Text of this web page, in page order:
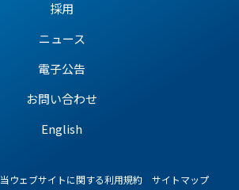
採用
ニュース
電子公告
お問い合わせ
English
当ウェブサイトに関する利用規約 サイトマップ